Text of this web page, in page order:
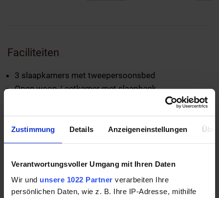
Zustimmung Details Anzeigeneinstellungen
Verantwortungsvoller Umgang mit Ihren Daten
Wir und unsere 1022 Partner verarbeiten Ihre
persönlichen Daten, wie z. B. Ihre IP-Adresse, mithilfe
Faciliteiten
3 slaapkamers met tweepersoonsbed
Open woon-/ eetkamer met slaapbank
Walk-in douche
Handdoekradiator, föhn, make-up spiegel
aparte toilette
Hoogwaardige, volledig ingerichte keuken:
Keramische kookplaat
Granieten werkblad